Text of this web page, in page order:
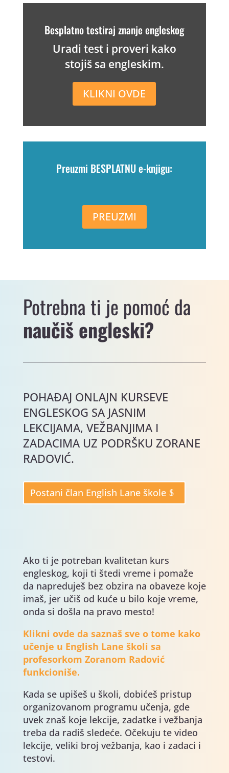
Besplatno testiraj znanje engleskog
Uradi test i proveri kako
stojiš sa engleskim.
KLIKNI OVDE
Preuzmi BESPLATNU e-knjigu:
PREUZMI
Potrebna ti je pomoć da
naučiš engleski?
POHAĐAJ ONLAJN KURSEVE
ENGLESKOG SA JASNIM
LEKCIJAMA, VEŽBANJIMA I
ZADACIMA UZ PODRŠKU ZORANE
RADOVIĆ.
Postani član English Lane škole
Ako ti je potreban kvalitetan kurs
engleskog, koji ti štedi vreme i pomaže
da napreduješ bez obzira na obaveze koje
imaš, jer učiš od kuće u bilo koje vreme,
onda si došla na pravo mesto!
Klikni ovde da saznaš sve o tome kako
učenje u English Lane školi sa
profesorkom Zoranom Radović
funkcioniše.
Kada se upišeš u školi, dobićeš pristup
organizovanom programu učenja, gde
uvek znaš koje lekcije, zadatke i vežbanja
treba da radiš sledeće. Očekuju te video
lekcije, veliki broj vežbanja, kao i zadaci i
testovi.